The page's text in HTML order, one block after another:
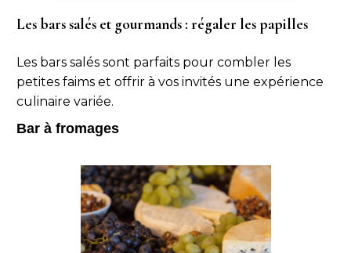
Les bars salés et gourmands : régaler les papilles
Les bars salés sont parfaits pour combler les
petites faims et offrir à vos invités une expérience
culinaire variée.
Bar à fromages